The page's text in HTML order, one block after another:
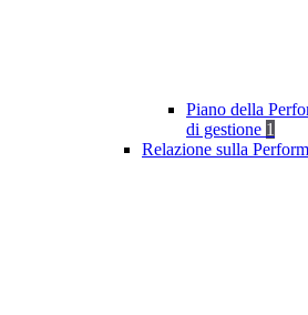
Piano della
di gestione 1
Relazione sulla